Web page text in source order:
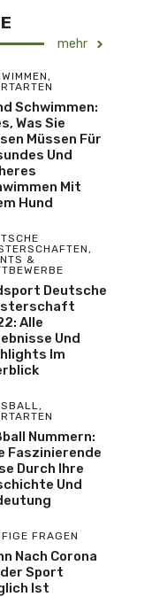
mehr
,
Schwimmen:
Was Sie
Müssen Für
Und
Mit
Hund
,
&
Deutsche
Alle
Und
Im
,
Nummern:
Faszinierende
Durch Ihre
Und
FRAGEN
Nach Corona
Sport
Ist